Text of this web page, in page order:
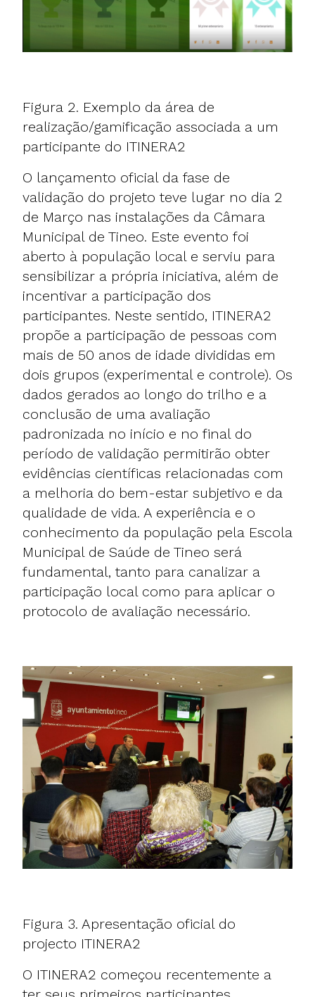
Figura 2. Exemplo da área de
realização/gamificação associada a um
participante do ITINERA2
O lançamento oficial da fase de
validação do projeto teve lugar no dia 2
de Março nas instalações da Câmara
Municipal de Tineo. Este evento foi
aberto à população local e serviu para
sensibilizar a própria iniciativa, além de
incentivar a participação dos
participantes. Neste sentido, ITINERA2
propõe a participação de pessoas com
mais de 50 anos de idade divididas em
dois grupos (experimental e controle). Os
dados gerados ao longo do trilho e a
conclusão de uma avaliação
padronizada no início e no final do
período de validação permitirão obter
evidências científicas relacionadas com
a melhoria do bem-estar subjetivo e da
qualidade de vida. A experiência e o
conhecimento da população pela Escola
Municipal de Saúde de Tineo será
fundamental, tanto para canalizar a
participação local como para aplicar o
protocolo de avaliação necessário.
Figura 3. Apresentação oficial do
projecto ITINERA2
O ITINERA2 começou recentemente a